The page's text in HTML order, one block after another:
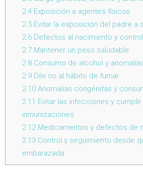
2.4Exposición a agentes físicos
2.5Evitar la exposición del padre a
2.6Defectos al nacimiento y
2.7Mantener un peso saludable
2.8Consumo de alcohol y
2.9Dile no al hábito de fumar
2.10Anomalías congénitas y
2.11 Evitar las infecciones y
inmunizaciones
2.12Medicamentos y defectos de
2.13Control y seguimiento desde
embarazada